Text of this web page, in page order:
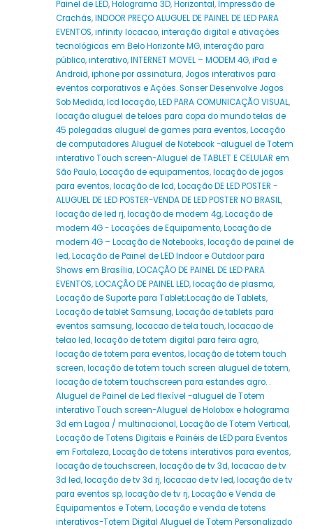
Painel de LED,Holograma 3D,Horizontal,Impressão de
Crachás,INDOOR PREÇO ALUGUEL DE PAINEL DE LED PARA
EVENTOS,infinity locacao,interação digital e ativações
tecnológicas em Belo Horizonte MG,interação para
público,interativo,INTERNET MOVEL – MODEM 4G,iPad e
Android,iphone por assinatura, Jogos interativos para
eventos corporativos e Ações. Sonser Desenvolve Jogos
Sob Medida,lcd locação,LED PARA COMUNICAÇÃO VISUAL,
locação aluguel de teloes para copa do mundo telas de
45 polegadas aluguel de games para eventos,Locação
de computadores Aluguel de Notebook -aluguel de Totem
interativo Touch screen-Aluguel de TABLET E CELULAR em
São Paulo,Locação de equipamentos,locação de jogos
para eventos,locação de lcd,Locação DE LED POSTER -
ALUGUEL DE LED POSTER-VENDA DE LED POSTER NO BRASIL,
locação de led rj,locação de modem 4g,Locação de
modem 4G - Locações de Equipamento,Locação de
modem 4G – Locação de Notebooks,locação de painel de
led,Locação de Painel de LED Indoor e Outdoor para
Shows em Brasília,LOCAÇÃO DE PAINEL DE LED PARA
EVENTOS,LOCAÇÃO DE PAINEL LED,locação de plasma,
Locação de Suporte para Tablet;Locação de Tablets,
Locação de tablet Samsung,Locação de tablets para
eventos samsung,locacao de tela touch,locacao de
telao led,locação de totem digital para feira agro,
locação de totem para eventos,locação de totem touch
screen,locação de totem touch screen aluguel de totem,
locação de totem touchscreen para estandes agro. .
Aluguel de Painel de Led flexível -aluguel de Totem
interativo Touch screen-Aluguel de Holobox e holograma
3d em Lagoa / multinacional,Locação de Totem Vertical,
Locação de Totens Digitais e Painéis de LED para Eventos
em Fortaleza,Locação de totens interativos para eventos,
locação de touchscreen,locação de tv 3d,locacao de tv
3d led,locação de tv 3d rj,locacao de tv led,locação de tv
para eventos sp,locação de tv rj,Locação e Venda de
Equipamentos e Totem,Locação e venda de totens
interativos-Totem Digital Aluguel de Totem Personalizado